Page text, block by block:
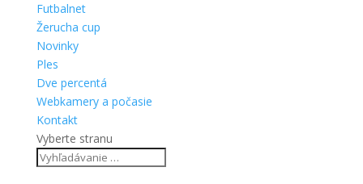
Futbalnet
Žerucha cup
Novinky
Ples
Dve percentá
Webkamery a počasie
Kontakt
Vyberte stranu